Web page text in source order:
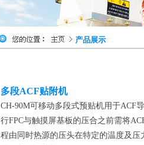
产品展示
多段ACF贴附机
CH-90M可移动多段式预贴机用于ACF
行FPC与触摸屏基板的压合之前需将
程由同时热源的压头在特定的温度及